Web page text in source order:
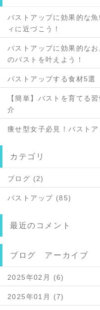
バストアップに効果的な
ィに近づこう！
バストアップに効果的な
のバストを叶えよう！
バストアップする食材5選
【簡単】バストを育てる
介
痩せ型女子必見！バスト
カテゴリ
ブログ (2)
バストアップ (85)
最近のコメント
ブログ アーカイブ
2025年02月 (6)
2025年01月 (7)